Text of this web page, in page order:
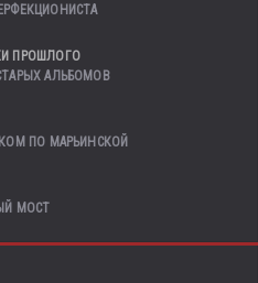
ПРОШЛОГО
АЛЬБОМОВ
ПО МАРЬИНСКОЙ
МОСТ